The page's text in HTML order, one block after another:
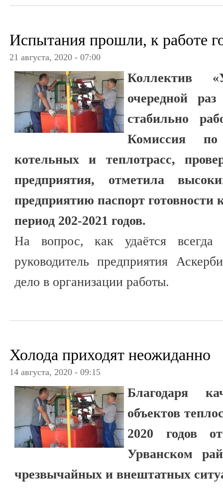
Испытания прошли, к работе
21 августа, 2020 - 07:00
Коллектив
очередной
стабильно
Комиссия по
котельных и теплотрасс,
предприятия, отметила
предприятию паспорт готовности
период 202-2021 годов.
На вопрос, как удаётся
руководитель предприятия
дело в организации работы.
Холода приходят неожиданно
14 августа, 2020 - 09:15
Благодаря
объектов
2020 годов
Урванском
чрезвычайных и внештатных